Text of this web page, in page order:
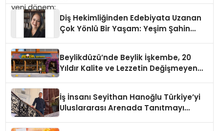
Diş Hekimliğinden Edebiyata Uzanan
Çok Yönlü Bir Yaşam: Yeşim Şahin
Beylikdüzü’nde Beylik İşkembe, 20
Yıldır Kalite ve Lezzetin Değişmeyen
İş İnsanı Seyithan Hanoğlu Türkiye’yi
Uluslararası Arenada Tanıtmayı